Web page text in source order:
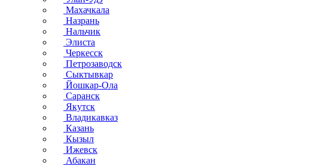
Махачкала
Назрань
Нальчик
Элиста
Черкесск
Петрозаводск
Сыктывкар
Йошкар-Ола
Саранск
Якутск
Владикавказ
Казань
Кызыл
Ижевск
Абакан